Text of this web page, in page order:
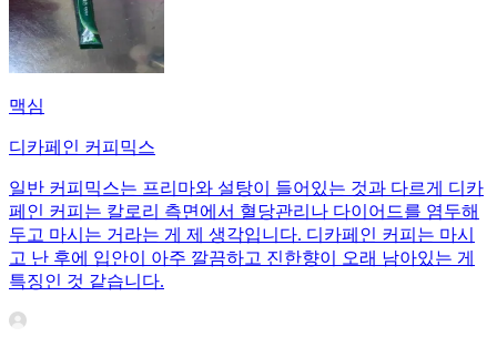
맥심
디카페인 커피믹스
일반 커피믹스는 프리마와 설탕이 들어있는 것과 다르게 디카
페인 커피는 칼로리 측면에서 혈당관리나 다이어드를 염두해
두고 마시는 거라는 게 제 생각입니다. 디카페인 커피는 마시
고 난 후에 입안이 아주 깔끔하고 진한향이 오래 남아있는 게
특징인 것 같습니다.